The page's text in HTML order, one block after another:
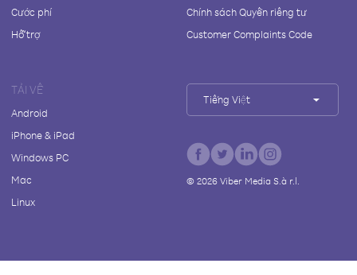
Cước phí
Hỗ trợ
Chính sách Quyền riêng tư
Customer Complaints Code
TẢI VỀ
Android
iPhone & iPad
Windows PC
Mac
Linux
Tiếng Việt
© 2026Viber Media S.à r.l.